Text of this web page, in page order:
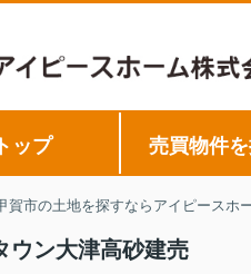
トップ 売買物件
賀市の土地を探すならアイピースホ
ウン大津高砂建売